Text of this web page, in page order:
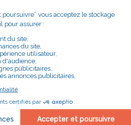
DES YVELINES
Maréchal Joffre
VERSAILLES
45 88 09
EN SAVOIR PLUS